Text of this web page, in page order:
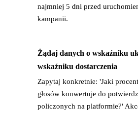
najmniej 5 dni przed
kampanii.
Żądaj danych o wskaźniku
wskaźniku dostarczenia
Zapytaj konkretnie: 'Jaki
głosów konwertuje do
policzonych na platformie?'